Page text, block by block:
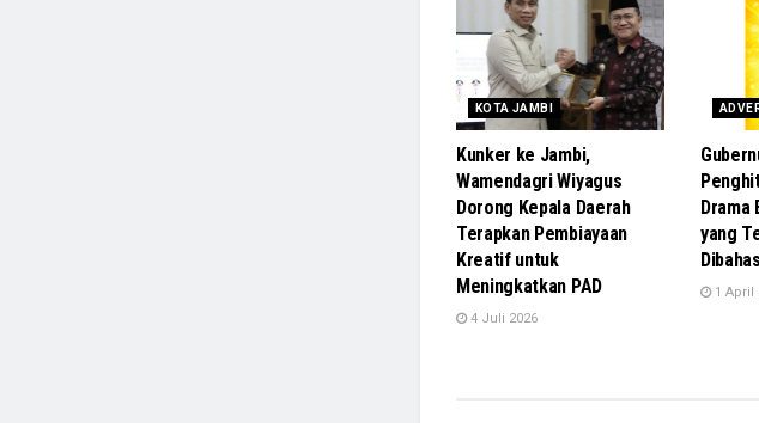
KOTA JAMBI
Kunker ke Jambi,
Wamendagri Wiyagus
Dorong Kepala Daerah
Terapkan Pembiayaan
Kreatif untuk
Meningkatkan PAD
4 Juli 2026
Drama
yang
Dibahas
1 April